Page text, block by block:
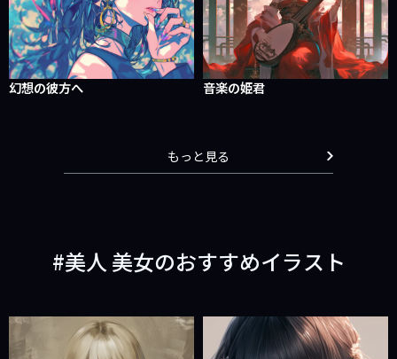
幻想の彼方へ 音楽の姫君
もっと見る
美人 美女のおすすめイラスト